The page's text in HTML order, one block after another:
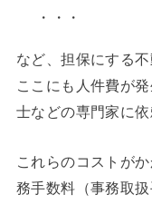
・・・
など、担保にする
ここにも人件費が
士などの専門家に依
これらのコストが
務手数料（事務取